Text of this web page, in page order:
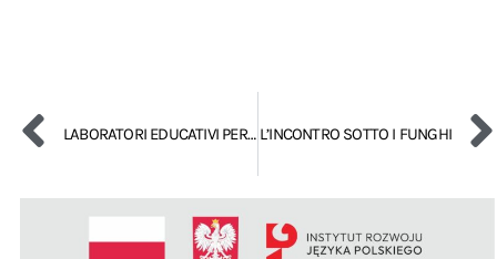
LABORATORI EDUCATIVI PER I BAMBINI L’INCONTRO SOTTO I FUNGHI